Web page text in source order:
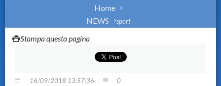
Home
NEWS
sport
Stampa questa pagina
16/09/2018 13:57:36 0